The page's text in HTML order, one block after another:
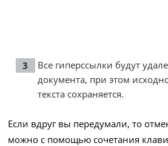
Все гиперссылки будут
документа, при этом
текста сохраняется.
Если вдруг вы передумали, то
можно с помощью сочетания